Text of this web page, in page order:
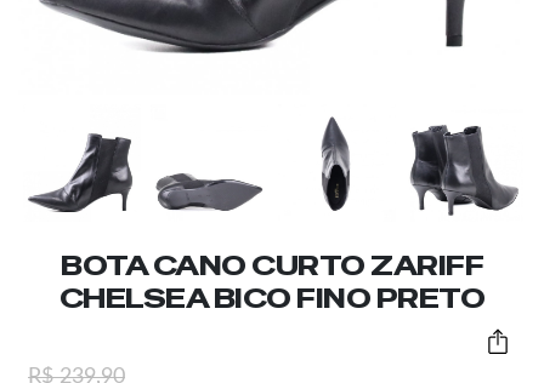
BOTA CANO CURTO ZARIFF
CHELSEA BICO FINO PRETO
R$239,90